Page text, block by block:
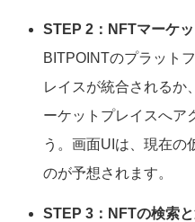
STEP 2：NFTマーケ
BITPOINTのプラット
レイスが統合されるか
ーケットプレイスへア
う。画面UIは、現在の
のが予想されます。
STEP 3：NFTの検索